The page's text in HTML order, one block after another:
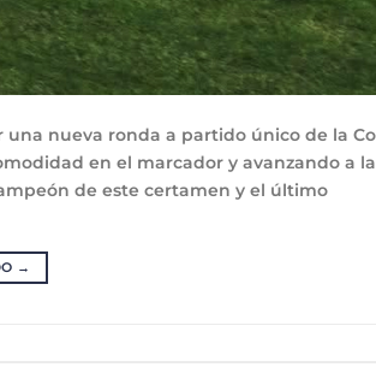
una nueva ronda a partido único de la
en el marcador y avanzando a la
de este certamen y el último
→